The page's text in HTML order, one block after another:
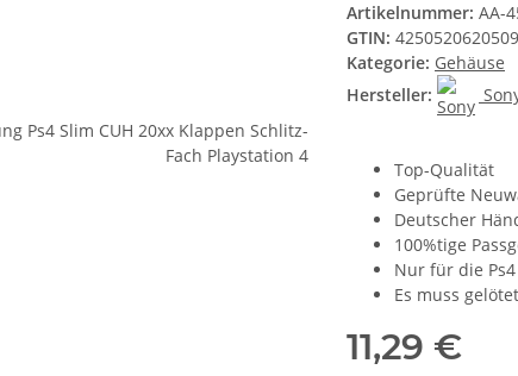
Artikelnummer: AA-
GTIN: 4250520620509
Kategorie: Gehäuse
Hersteller:
Top-Qualität
Geprüfte
Deutscher
100%tige
Nur für die
Es muss
11,29 €